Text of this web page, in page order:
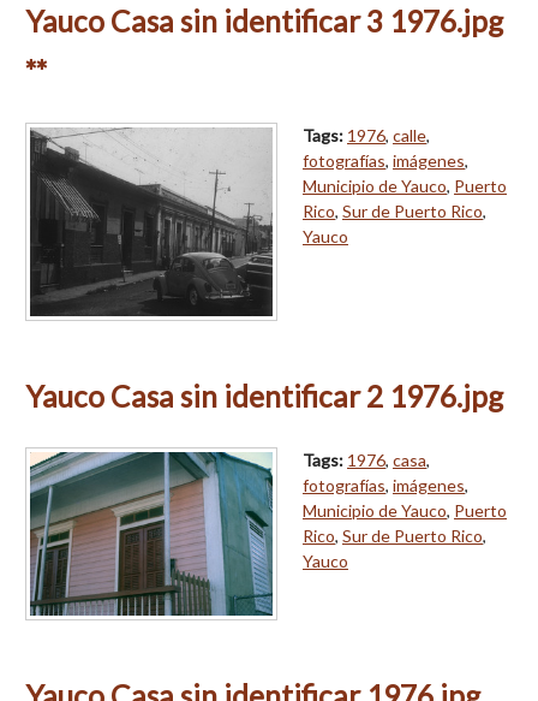
Yauco Casa sin identificar 3 1976.jpg
**
Tags: 1976, calle,
fotografías, imágenes,
Municipio de Yauco, Puerto
Rico, Sur de Puerto Rico,
Yauco
Yauco Casa sin identificar 2 1976.jpg
Tags: 1976, casa,
fotografías, imágenes,
Municipio de Yauco, Puerto
Rico, Sur de Puerto Rico,
Yauco